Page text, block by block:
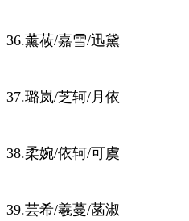
36.薰莜/嘉雪/迅黛
37.璐岚/芝轲/月依
38.柔婉/依轲/可虞
39.芸希/羲蔓/菡淑